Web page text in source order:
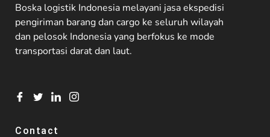
Boska logistik Indonesia melayani jasa ekspedisi
pengiriman barang dan cargo ke seluruh wilayah
dan pelosok Indonesia yang berfokus ke mode
transportasi darat dan laut.
Contact